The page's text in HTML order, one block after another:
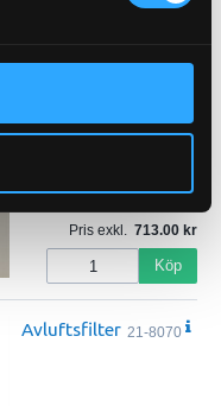
Pris exkl. 713.00
Köp
Avluftsfilter 21-8070